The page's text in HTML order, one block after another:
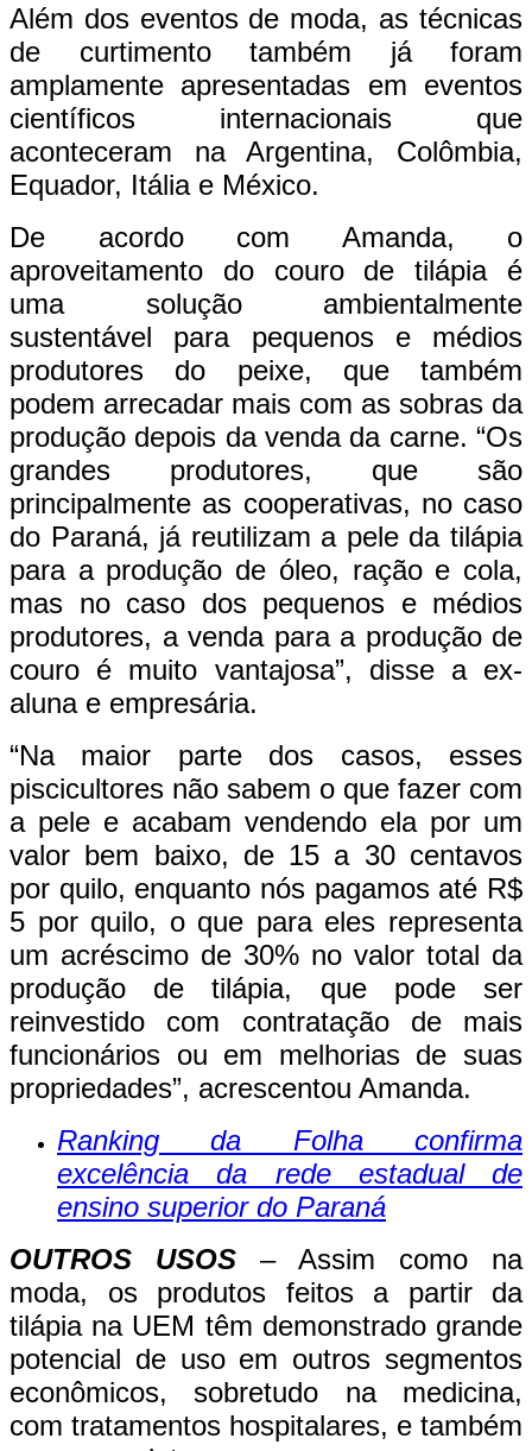
Além dos eventos de moda, as técnicas
de curtimento também já foram
amplamente apresentadas em eventos
científicos internacionais que
aconteceram na Argentina, Colômbia,
Equador, Itália e México.
De acordo com Amanda, o
aproveitamento do couro de tilápia é
uma solução ambientalmente
sustentável para pequenos e médios
produtores do peixe, que também
podem arrecadar mais com as sobras da
produção depois da venda da carne. “Os
grandes produtores, que são
principalmente as cooperativas, no caso
do Paraná, já reutilizam a pele da tilápia
para a produção de óleo, ração e cola,
mas no caso dos pequenos e médios
produtores, a venda para a produção de
couro é muito vantajosa”, disse a ex-
aluna e empresária.
“Na maior parte dos casos, esses
piscicultores não sabem o que fazer com
a pele e acabam vendendo ela por um
valor bem baixo, de 15 a 30 centavos
por quilo, enquanto nós pagamos até R$
5 por quilo, o que para eles representa
um acréscimo de 30% no valor total da
produção de tilápia, que pode ser
reinvestido com contratação de mais
funcionários ou em melhorias de suas
propriedades”, acrescentou Amanda.
Ranking da Folha confirma
excelência da rede estadual de
ensino superior do Paraná
OUTROS USOS
– Assim como na
moda, os produtos feitos a partir da
tilápia na UEM têm demonstrado grande
potencial de uso em outros segmentos
econômicos, sobretudo na medicina,
com tratamentos hospitalares, e também